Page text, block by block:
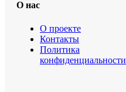
О нас
О проекте
Контакты
Политика
конфиденциальности